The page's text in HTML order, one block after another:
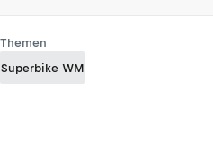
Themen
Superbike WM